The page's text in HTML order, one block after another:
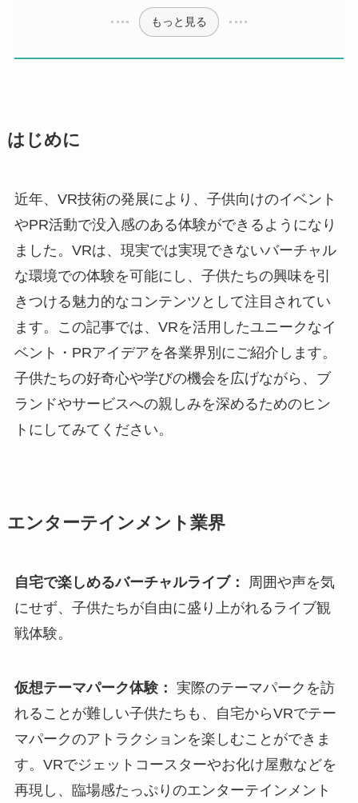
もっと見る
はじめに
近年、VR技術の発展により、子供向けのイベント
やPR活動で没入感のある体験ができるようになり
ました。VRは、現実では実現できないバーチャル
な環境での体験を可能にし、子供たちの興味を引
きつける魅力的なコンテンツとして注目されてい
ます。この記事では、VRを活用したユニークなイ
ベント・PRアイデアを各業界別にご紹介します。
子供たちの好奇心や学びの機会を広げながら、ブ
ランドやサービスへの親しみを深めるためのヒン
トにしてみてください。
エンターテインメント業界
自宅で楽しめるバーチャルライブ：
周囲や声を気
にせず、子供たちが自由に盛り上がれるライブ観
戦体験。
仮想テーマパーク体験： 実際のテーマパークを訪
れることが難しい子供たちも、自宅からVRでテー
マパークのアトラクションを楽しむことができま
す。VRでジェットコースターやお化け屋敷などを
再現し、臨場感たっぷりのエンターテインメント